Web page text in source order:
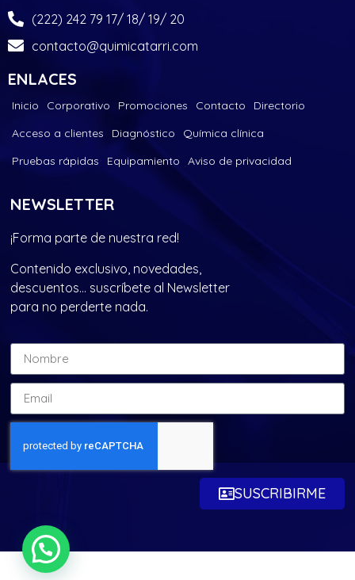
(222) 242 79 17/ 18/ 19/ 20
contacto@quimicatarri.com
ENLACES
Inicio Corporativo Promociones Contacto
Directorio
Acceso a clientes
Diagnóstico
Química clínica
Pruebas rápidas
Equipamiento Aviso de privacidad
NEWSLETTER
¡Forma parte de nuestra red!
Contenido exclusivo, novedades,
descuentos… suscríbete al Newsletter
para no perderte nada.
SUSCRIBIRME